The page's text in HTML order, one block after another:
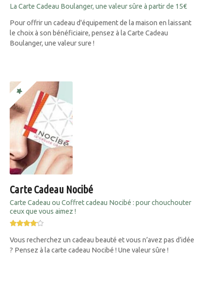
La Carte Cadeau Boulanger, une valeur sûre à partir de 15€
Pour offrir un cadeau d'équipement de la maison en laissant
le choix à son bénéficiaire, pensez à la Carte Cadeau
Boulanger, une valeur sure !
Carte Cadeau Nocibé
Carte Cadeau ou Coffret cadeau Nocibé : pour chouchouter
ceux que vous aimez !
Vous recherchez un cadeau beauté et vous n’avez pas d’idée
? Pensez à la carte cadeau Nocibé ! Une valeur sûre !